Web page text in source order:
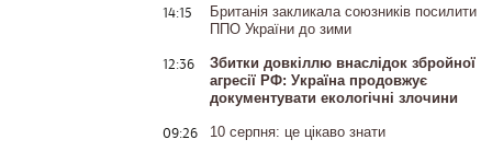
14:15
Британія закликала союзників посилити
ППО України до зими
12:36
Збитки довкіллю внаслідок збройної
агресії РФ: Україна продовжує
документувати екологічні злочини
09:26 10 серпня: це цікаво знати